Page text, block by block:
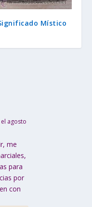
Místico
el agosto
me
para
por
con